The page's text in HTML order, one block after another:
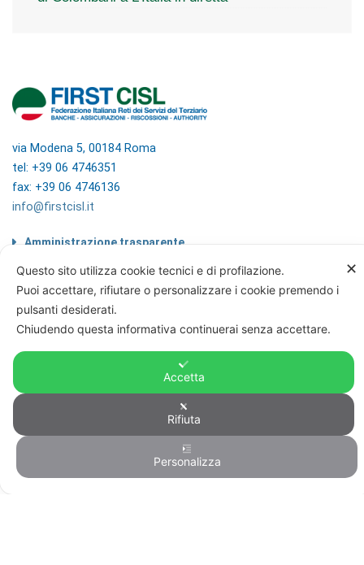
via Modena 5, 00184 Roma
tel: +39 06 4746351
fax: +39 06 4746136
info@firstcisl.it
Amministrazione trasparente
Note legali
Informazioni sul trattamento di dati
personali
Privacy & Cookie Policy
© FIRST CISL - C.F. 80122130588
✕
Questo sito utilizza cookie tecnici e di profilazione.
Puoi accettare, rifiutare o personalizzare i cookie premendo i
pulsanti desiderati.
Chiudendo questa informativa continuerai senza accettare.
Accetta
Rifiuta
Personalizza